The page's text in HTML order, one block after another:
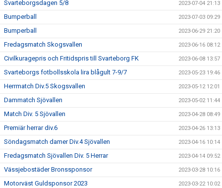
Svarteborgsdagen 5/8 2023-07-04 21:13
Bumperball 2023-07-03 09:29
Bumperball 2023-06-29 21:20
Fredagsmatch Skogsvallen 2023-06-16 08:12
Civilkuragepris och Fritidspris till Svarteborg FK 2023-06-08 13:57
Svarteborgs fotbollsskola lira blågult 7-9/7 2023-05-23 19:46
Herrmatch Div.5 Skogsvallen 2023-05-12 12:01
Dammatch Sjövallen 2023-05-02 11:44
Match Div. 5 Sjövallen 2023-04-28 08:49
Premiär herrar div.6 2023-04-26 13:13
Söndagsmatch damer Div.4 Sjövallen 2023-04-16 10:14
Fredagsmatch Sjövallen Div. 5 Herrar 2023-04-14 09:52
Vässjebostäder Bronssponsor 2023-03-28 10:16
Motorväst Guldsponsor 2023 2023-03-22 10:02